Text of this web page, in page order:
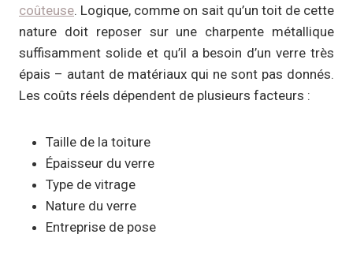
coûteuse. Logique, comme on sait qu’un toit de cette
nature doit reposer sur une charpente métallique
suffisamment solide et qu’il a besoin d’un verre très
épais – autant de matériaux qui ne sont pas donnés.
Les coûts réels dépendent de plusieurs facteurs :
Taille de la toiture
Épaisseur du verre
Type de vitrage
Nature du verre
Entreprise de pose